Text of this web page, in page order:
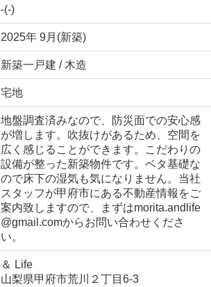
-(-)
2025年 9月(新築)
新築一戸建 / 木造
宅地
地盤調査済みなので、防災面での安心感
が増します。吹抜けがあるため、空間を
広く感じることができます。こだわりの
設備が整った新築物件です。ベタ基礎な
ので床下の湿気も気になりません。当社
スタッフが甲府市にある不動産情報をご
案内致しますので、まずはmorita.andlife
@gmail.comからお問い合わせくださ
い。
＆ Life
山梨県甲府市荒川２丁目6-3